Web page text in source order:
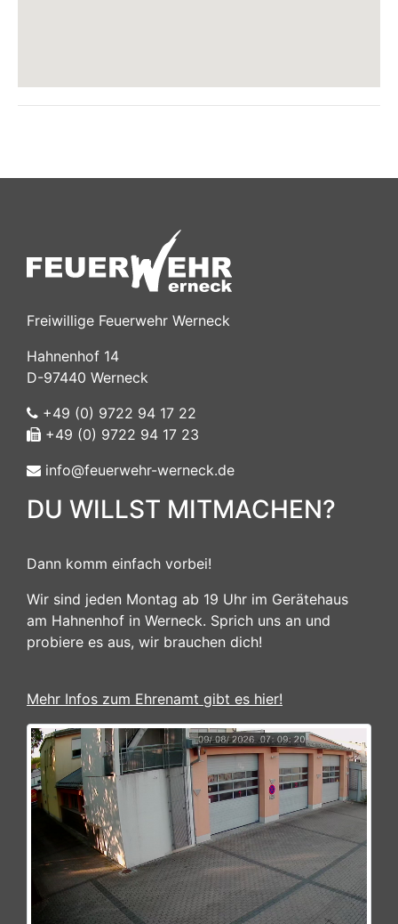
Freiwillige Feuerwehr Werneck
Hahnenhof 14
D-97440 Werneck
+49 (0) 9722 94 17 22
+49 (0) 9722 94 17 23
info@feuerwehr-werneck.de
DU WILLST MITMACHEN?
Dann komm einfach vorbei!
Wir sind jeden Montag ab 19 Uhr im Gerätehaus
am Hahnenhof in Werneck. Sprich uns an und
probiere es aus, wir brauchen dich!
Mehr Infos zum Ehrenamt gibt es hier!